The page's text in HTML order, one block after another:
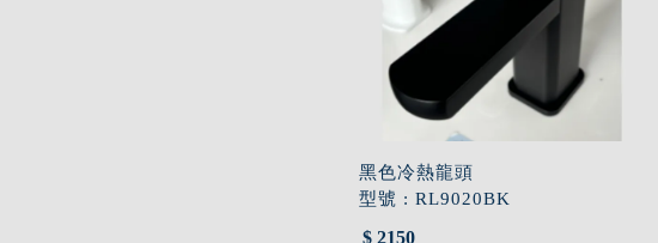
黑色冷熱龍頭
型號 : RL9020BK
$ 2150